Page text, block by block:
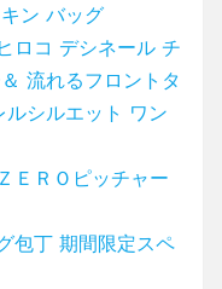
ン バッグ
ロコ デシネール チ
流れるフロントタ
シルエット ワン
ＥＲＯピッチャー
包丁 期間限定スペ